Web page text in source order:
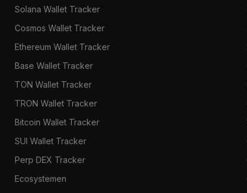
Solana Wallet Tracker
Cosmos Wallet Tracker
Ethereum Wallet Tracker
Base Wallet Tracker
TON Wallet Tracker
TRON Wallet Tracker
Bitcoin Wallet Tracker
SUI Wallet Tracker
Perp DEX Tracker
Ecosystemen